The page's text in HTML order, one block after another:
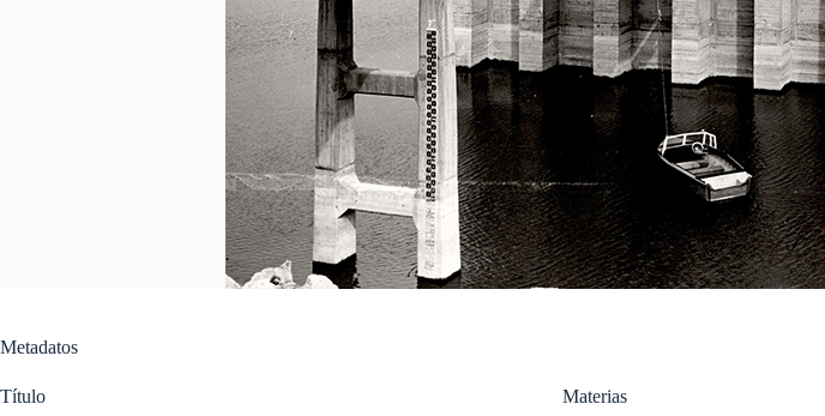
Metadatos
Título Materias